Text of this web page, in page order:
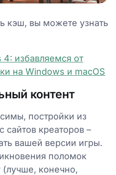
кэш, вы можете узнать
избавляемся от
на Windows и macOS
контент
постройки из
сайтов креаторов –
вашей версии игры.
поломок
конечно,